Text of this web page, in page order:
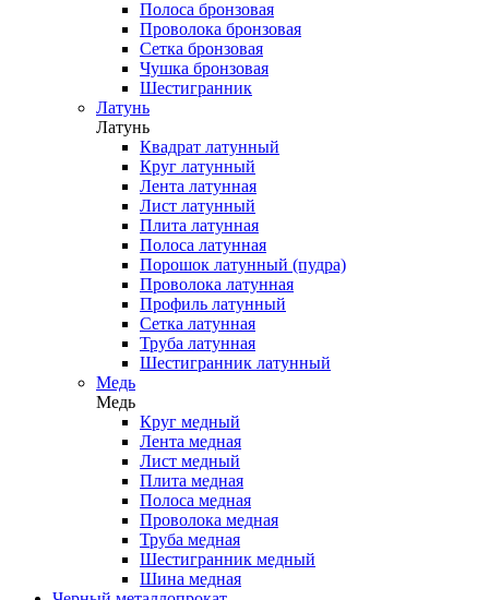
Полоса бронзовая
Проволока бронзовая
Сетка бронзовая
Чушка бронзовая
Шестигранник
Латунь
Латунь
Квадрат латунный
Круг латунный
Лента латунная
Лист латунный
Плита латунная
Полоса латунная
Порошок латунный (пудра)
Проволока латунная
Профиль латунный
Сетка латунная
Труба латунная
Шестигранник латунный
Медь
Медь
Круг медный
Лента медная
Лист медный
Плита медная
Полоса медная
Проволока медная
Труба медная
Шестигранник медный
Шина медная